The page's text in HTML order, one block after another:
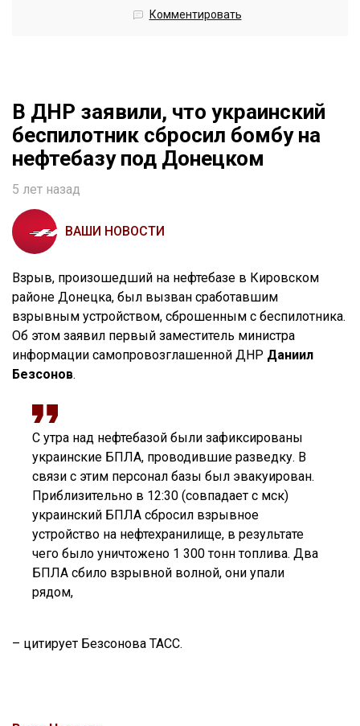
Комментировать
В ДНР заявили, что украинский
беспилотник сбросил бомбу на
нефтебазу под Донецком
5 лет назад
ВАШИ НОВОСТИ
Взрыв, произошедший на нефтебазе в Кировском
районе Донецка, был вызван сработавшим
взрывным устройством, сброшенным с беспилотника.
Об этом заявил первый заместитель министра
информации самопровозглашенной ДНР Даниил
Безсонов.
С утра над нефтебазой были зафиксированы
украинские БПЛА, проводившие разведку. В
связи с этим персонал базы был эвакуирован.
Приблизительно в 12:30 (совпадает с мск)
украинский БПЛА сбросил взрывное
устройство на нефтехранилище, в результате
чего было уничтожено 1 300 тонн топлива. Два
БПЛА сбило взрывной волной, они упали
рядом,
– цитирует Безсонова ТАСС.